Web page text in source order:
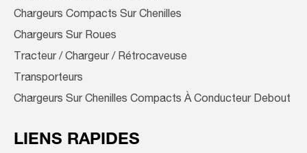
Chargeurs Compacts Sur Chenilles
Chargeurs Sur Roues
Tracteur / Chargeur / Rétrocaveuse
Transporteurs
Chargeurs Sur Chenilles Compacts À Conducteur Debout
LIENS RAPIDES